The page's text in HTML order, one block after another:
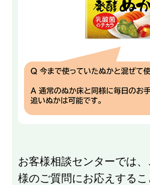
お客様相談センターでは
様のご質問にお応えするこ